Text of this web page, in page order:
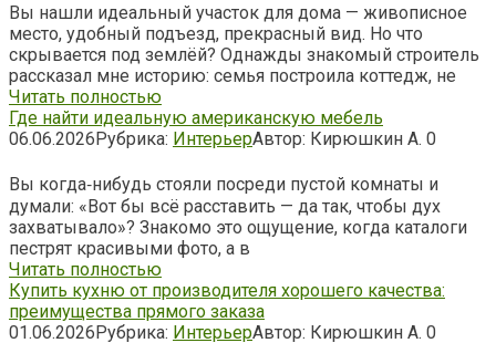
Вы нашли идеальный участок для дома — живописное
место, удобный подъезд, прекрасный вид. Но что
скрывается под землёй? Однажды знакомый строитель
рассказал мне историю: семья построила коттедж, не
Читать полностью
Где найти идеальную американскую мебель
06.06.2026Рубрика: ИнтерьерАвтор: Кирюшкин А. 0
Вы когда‑нибудь стояли посреди пустой комнаты и
думали: «Вот бы всё расставить — да так, чтобы дух
захватывало»? Знакомо это ощущение, когда каталоги
пестрят красивыми фото, а в
Читать полностью
Купить кухню от производителя хорошего качества:
преимущества прямого заказа
01.06.2026Рубрика: ИнтерьерАвтор: Кирюшкин А. 0